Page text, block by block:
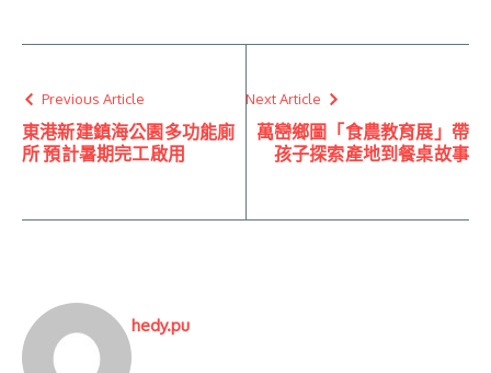
Previous Article
東港新建鎮海公園多功能廁
所 預計暑期完工啟用
Next Article
萬巒鄉圖「食農教育展」帶
孩子探索產地到餐桌故事
hedy.pu